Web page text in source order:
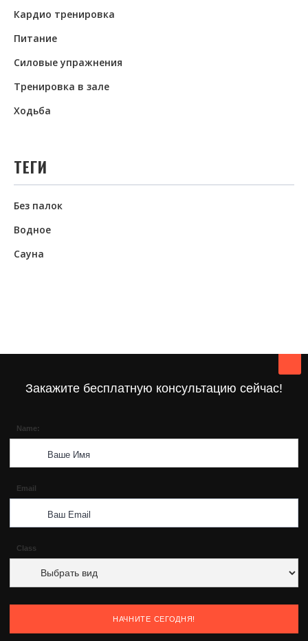
Кардио тренировка
Питание
Силовые упражнения
Тренировка в зале
Ходьба
ТЕГИ
Без палок
Водное
Сауна
Закажите бесплатную консультацию сейчас!
Name:
Email
Class